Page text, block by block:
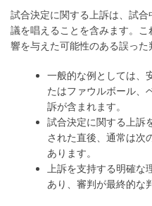
試合決定に関する上訴は、試
議を唱えることを含みます。
響を与えた可能性のある誤った
一般的な例としては、
たはファウルボール、
訴が含まれます。
試合決定に関する上訴
された直後、通常は次
あります。
上訴を支持する明確
あり、審判が最終的な